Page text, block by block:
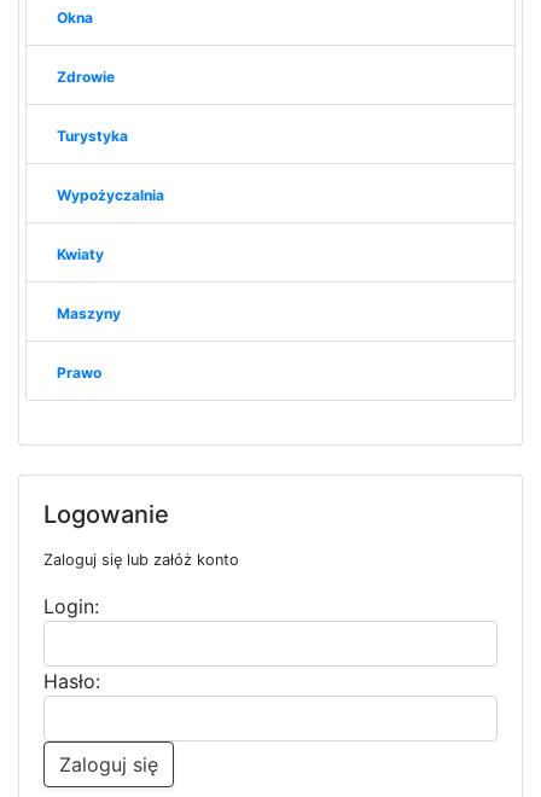
Okna
Zdrowie
Turystyka
Wypożyczalnia
Kwiaty
Maszyny
Prawo
Logowanie
Zaloguj się lub załóż konto
Login:
Hasło:
Zaloguj się